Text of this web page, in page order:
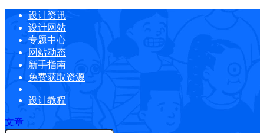
设计资讯
设计网站
专题中心
网站动态
新手指南
免费获取资源
|
设计教程
文章